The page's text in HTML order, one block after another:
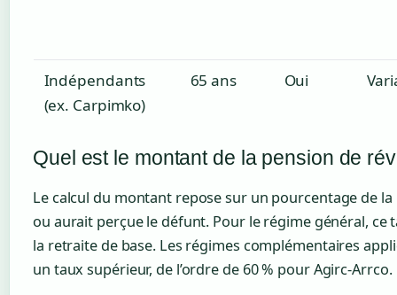
Indépendants
(ex. Carpimko)
65 ans Oui
Quel est le montant de la pension de
Le calcul du montant repose sur un pourcentage de
ou aurait perçue le défunt. Pour le régime général, ce
la retraite de base. Les régimes complémentaires
un taux supérieur, de l’ordre de 60 % pour Agirc-Arrco.